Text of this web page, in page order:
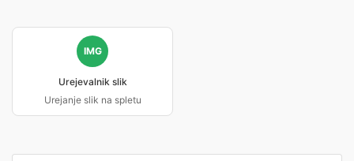
IMG
Urejevalnik slik
Urejanje slik na spletu